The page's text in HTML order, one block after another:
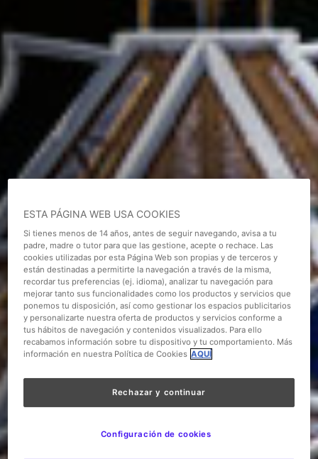
ESTA PÁGINA WEB USA COOKIES
Si tienes menos de 14 años, antes de seguir navegando, avisa a tu
padre, madre o tutor para que las gestione, acepte o rechace. Las
cookies utilizadas por esta Página Web son propias y de terceros y
están destinadas a permitirte la navegación a través de la misma,
recordar tus preferencias (ej. idioma), analizar tu navegación para
mejorar tanto sus funcionalidades como los productos y servicios que
ponemos tu disposición, así como gestionar los espacios publicitarios
y personalizarte nuestra oferta de productos y servicios conforme a
tus hábitos de navegación y contenidos visualizados. Para ello
recabamos información sobre tu dispositivo y tu comportamiento. Más
información en nuestra Política de Cookies AQUÍ
Rechazar y continuar
Configuración de cookies